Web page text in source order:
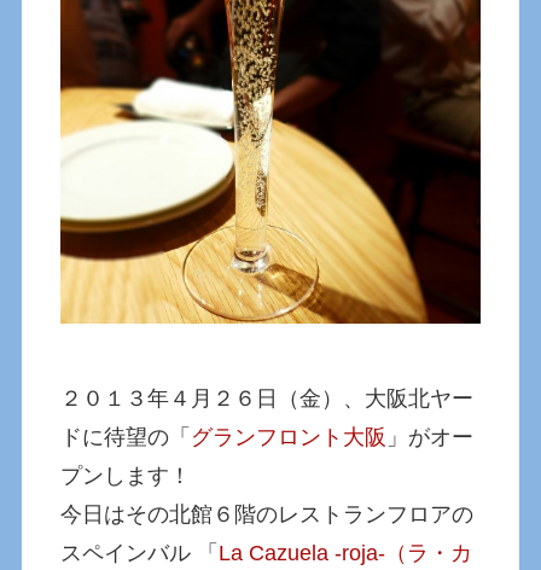
２０１３年４月２６日（金）、大阪北ヤー
ドに待望の「 グランフロント大阪 」がオー
プンします！
今日はその北館６階のレストランフロアの
スペインバル 「 La Cazuela -roja-（ラ・カ